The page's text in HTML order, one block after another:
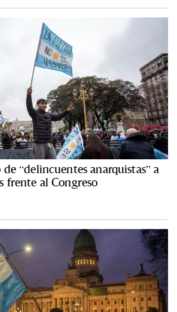
“delincuentes anarquistas” a
frente al Congreso